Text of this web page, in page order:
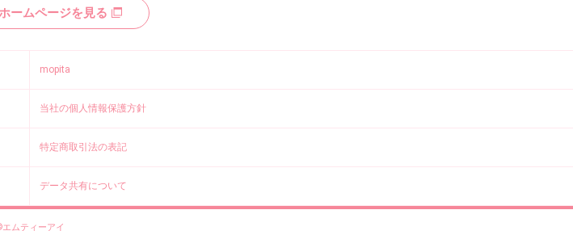
ームページを見る
mopita
当社の個人情報保護方針
特定商取引法の表記
データ共有について
ムティーアイ